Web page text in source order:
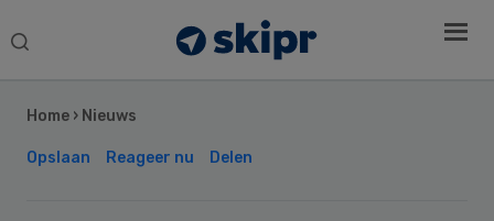
Search
Home › Nieuws
Opslaan Reageer nu Delen
Sidebar